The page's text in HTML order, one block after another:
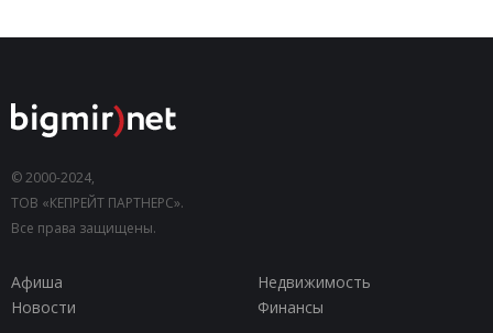
© 2000-2024,
ТОВ «КЕПРЕЙТ ПАРТНЕРС».
Все права защищены.
Афиша
Недвижимость
Новости
Финансы